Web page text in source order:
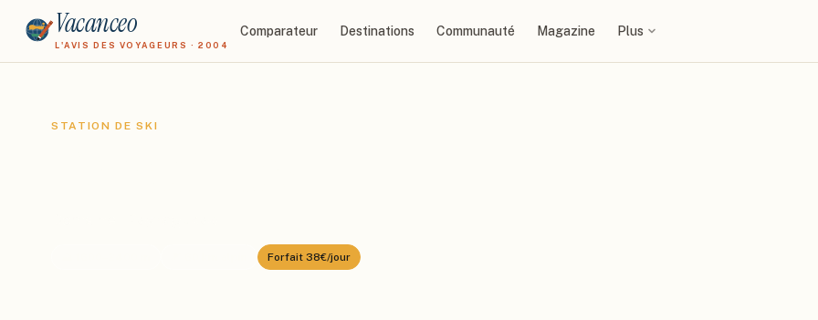
Vacanceo
L'AVIS DES VOYAGEURS · 2004
Comparateur Destinations Communauté Magazine Plus
STATION DE SKI
Forfait 38€/jour